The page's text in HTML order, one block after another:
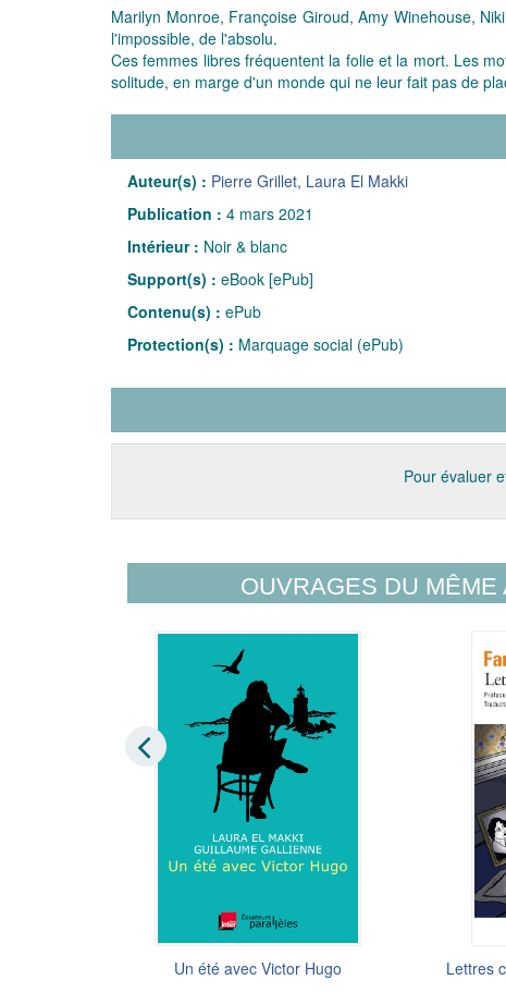
Marilyn Monroe, Françoise Giroud, Amy Winehouse,
l'impossible, de l'absolu.
Ces femmes libres fréquentent la folie et la mort. Les
solitude, en marge d'un monde qui ne leur fait pas de
Auteur(s) : Pierre Grillet, Laura El Makki
Publication : 4 mars 2021
Intérieur : Noir & blanc
Support(s) : eBook [ePub]
Contenu(s) : ePub
Protection(s) : Marquage social (ePub)
Pour évaluer
OUVRAGES DU MÊME
Un été avec Victor Hugo Lettres